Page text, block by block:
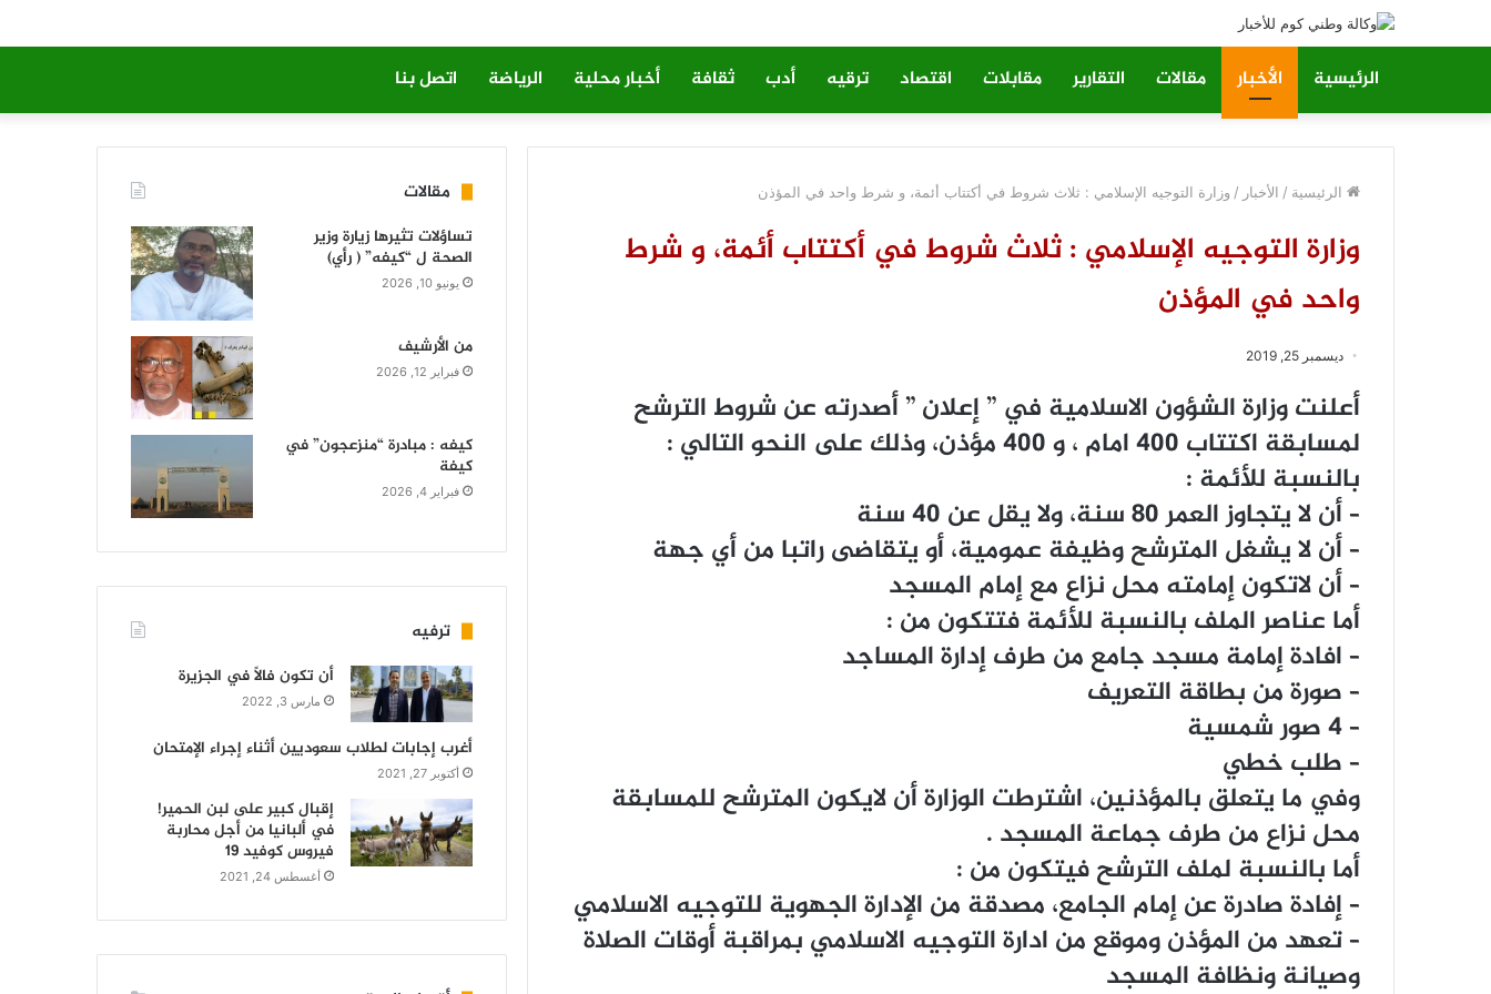
الرئيسية الأخبار مقالات التقارير مقابلات اقتصاد ترقيه أدب ثقافة أخبار محلية الرياضة اتصل بنا
الرئيسية / الأخبار / وزارة التوجيه الإسلامي : ثلاث شروط في أكتتاب أئمة، و شرط واحد في المؤذن
وزارة التوجيه الإسلامي : ثلاث شروط في أكتتاب أئمة، و شرط
واحد في المؤذن
ديسمبر 25, 2019
ﺃﻋﻠﻨﺖ ﻭﺯﺍﺭﺓ ﺍﻟﺸﺆﻭﻥ ﺍﻻﺳﻼﻣﻴﺔ ﻓﻲ ” ﺇﻋﻼﻥ ” ﺃﺻﺪﺭﺗﻪ ﻋﻦ ﺷﺮﻭﻁ ﺍﻟﺘﺮﺷﺢ
ﻟﻤﺴﺎﺑﻘﺔ ﺍﻛﺘﺘﺎﺏ 400 ﺍﻣﺎﻡ ، ﻭ 400 ﻣﺆﺫﻥ، ﻭﺫﻟﻚ ﻋﻠﻰ ﺍﻟﻨﺤﻮ ﺍﻟﺘﺎﻟﻲ :
ﺑﺎﻟﻨﺴﺒﺔ ﻟﻸﺋﻤﺔ :
– ﺃﻥ ﻻ ﻳﺘﺠﺎﻭﺯ ﺍﻟﻌﻤﺮ 80 ﺳﻨﺔ، ﻭﻻ ﻳﻘﻞ ﻋﻦ 40 ﺳﻨﺔ
– ﺃﻥ ﻻ ﻳﺸﻐﻞ ﺍﻟﻤﺘﺮﺷﺢ ﻭﻇﻴﻔﺔ ﻋﻤﻮﻣﻴﺔ، ﺃﻭ ﻳﺘﻘﺎﺿﻰ ﺭﺍﺗﺒﺎ ﻣﻦ ﺃﻱ ﺟﻬﺔ
– ﺃﻥ ﻻﺗﻜﻮﻥ ﺇﻣﺎﻣﺘﻪ ﻣﺤﻞ ﻧﺰﺍﻉ ﻣﻊ ﺇﻣﺎﻡ ﺍﻟﻤﺴﺠﺪ
ﺃﻣﺎ ﻋﻨﺎﺻﺮ ﺍﻟﻤﻠﻒ ﺑﺎﻟﻨﺴﺒﺔ ﻟﻸﺋﻤﺔ ﻓﺘﺘﻜﻮﻥ ﻣﻦ :
– ﺍﻓﺎﺩﺓ ﺇﻣﺎﻣﺔ ﻣﺴﺠﺪ ﺟﺎﻣﻊ ﻣﻦ ﻃﺮﻑ ﺇﺩﺍﺭﺓ ﺍﻟﻤﺴﺎﺟﺪ
– ﺻﻮﺭﺓ ﻣﻦ ﺑﻄﺎﻗﺔ ﺍﻟﺘﻌﺮﻳﻒ
– 4 ﺻﻮﺭ ﺷﻤﺴﻴﺔ
– ﻃﻠﺐ ﺧﻄﻲ
ﻭﻓﻲ ﻣﺎ ﻳﺘﻌﻠﻖ ﺑﺎﻟﻤﺆﺫﻧﻴﻦ، ﺍﺷﺘﺮﻃﺖ ﺍﻟﻮﺯﺍﺭﺓ ﺃﻥ ﻻﻳﻜﻮﻥ ﺍﻟﻤﺘﺮﺷﺢ ﻟﻠﻤﺴﺎﺑﻘﺔ
ﻣﺤﻞ ﻧﺰﺍﻉ ﻣﻦ ﻃﺮﻑ ﺟﻤﺎﻋﺔ ﺍﻟﻤﺴﺠﺪ .
ﺃﻣﺎ ﺑﺎﻟﻨﺴﺒﺔ ﻟﻤﻠﻒ ﺍﻟﺘﺮﺷﺢ ﻓﻴﺘﻜﻮﻥ ﻣﻦ :
– ﺇﻓﺎﺩﺓ ﺻﺎﺩﺭﺓ ﻋﻦ ﺇﻣﺎﻡ ﺍﻟﺠﺎﻣﻊ، ﻣﺼﺪﻗﺔ ﻣﻦ ﺍﻹﺩﺍﺭﺓ ﺍﻟﺠﻬﻮﻳﺔ ﻟﻠﺘﻮﺟﻴﻪ ﺍﻻﺳﻼﻣﻲ
– ﺗﻌﻬﺪ ﻣﻦ ﺍﻟﻤﺆﺫﻥ ﻭﻣﻮﻗﻊ ﻣﻦ ﺍﺩﺍﺭﺓ ﺍﻟﺘﻮﺟﻴﻪ ﺍﻻﺳﻼﻣﻲ ﺑﻤﺮﺍﻗﺒﺔ ﺃﻭﻗﺎﺕ ﺍﻟﺼﻼﺓ
ﻭﺻﻴﺎﻧﺔ ﻭﻧﻈﺎﻓﺔ ﺍﻟﻤﺴﺠﺪ
مقالات
تساؤلات تثيرها زيارة وزير
الصحة ل “كيفه” ( رأي)
يونيو 10, 2026
من الأرشيف
فبراير 12, 2026
كيفه : مبادرة “منزعجون” في
كيفة
فبراير 4, 2026
ترفيه
أن تكون فالاً في الجزيرة
مارس 3, 2022
أغرب إجابات لطلاب سعوديين أثناء إجراء الإمتحان
أكتوبر 27, 2021
إقبال كبير على لبن الحمير!
في ألبانيا من أجل محاربة
فيروس كوفيد 19
أغسطس 24, 2021